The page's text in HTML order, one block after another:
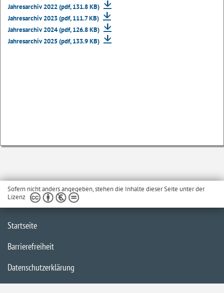
Jahresarchiv 2022 (pdf, 131.8 KB)
Jahresarchiv 2023 (pdf, 111.7 KB)
Jahresarchiv 2024 (pdf, 126.8 KB)
Jahresarchiv 2025 (pdf, 133.9 KB)
Sofern nicht anders angegeben, stehen die Inhalte dieser Seite unter der
Lizenz
Startseite
Barrierefreiheit
Datenschutzerklärung